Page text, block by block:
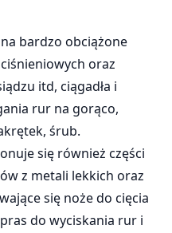
bardzo obciążone
oraz
itd, ciągadła i
rur na gorąco,
śrub.
się również części
z metali lekkich oraz
się noże do cięcia
do wyciskania rur i